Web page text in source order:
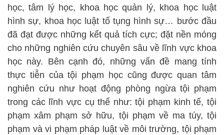
học, tâm lý học, khoa học quản lý, khoa học luật
hình sự, khoa học luật tố tụng hình sự… bước đầu
đã đạt được những kết quả tích cực; đặt nền móng
cho những nghiên cứu chuyên sâu về lĩnh vực khoa
học này. Bên cạnh đó, những vấn đề mang tính
thực tiễn của tội phạm học cũng được quan tâm
nghiên cứu như hoạt động phòng ngừa tội phạm
trong các lĩnh vực cụ thể như: tội phạm kinh tế, tội
phạm xâm phạm sở hữu, tội phạm về ma túy, tội
phạm và vi phạm pháp luật về môi trường, tội phạm